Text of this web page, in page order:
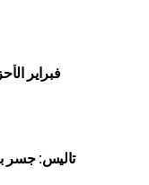
11 فبراير
تاليس: جسر